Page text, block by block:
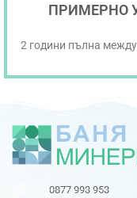
ПРИМЕРНО
2 години пълна
0877 993 953